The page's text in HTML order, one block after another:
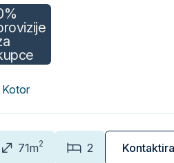
Kotor
71m2 2